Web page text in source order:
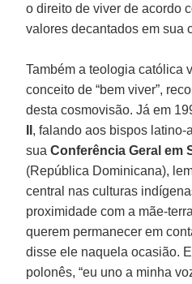
o direito de viver de acordo
valores decantados em sua
Também a teologia católica
conceito de “bem viver”,
desta cosmovisão. Já em
, falando aos bispos
suaConferência Geral em
(República Dominicana),
central nas culturas
proximidade com a mãe-
querem permanecer em
disse ele naquela ocasião.
polonês, “eu uno a minha